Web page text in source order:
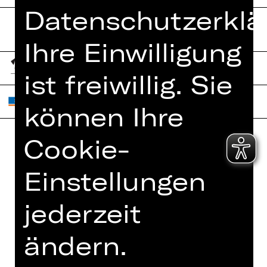
Home
Spielplan
Newsletter
Kartenkauf
Abos 26/27
Interner Bereich
ZVB/L
AGB
Ihre Einwilligung
ist freiwillig. Sie
können Ihre
Cookie-
Einstellungen
jederzeit
ändern.